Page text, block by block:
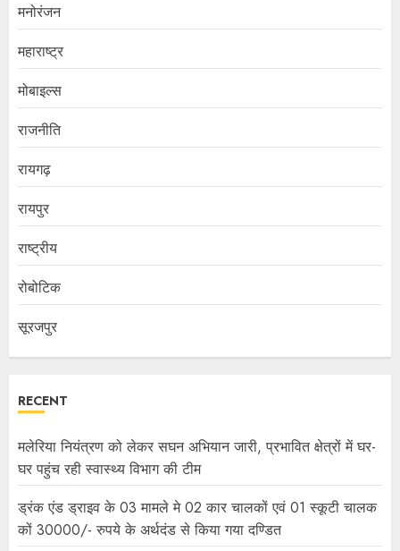
मनोरंजन
महाराष्ट्र
मोबाइल्स
राजनीति
रायगढ़
रायपुर
राष्ट्रीय
रोबोटिक
सूरजपुर
RECENT
मलेरिया नियंत्रण को लेकर सघन अभियान जारी, प्रभावित क्षेत्रों में घर-
घर पहुंच रही स्वास्थ्य विभाग की टीम
ड्रंक एंड ड्राइव के 03 मामले मे 02 कार चालकों एवं 01 स्कूटी चालक
कों 30000/- रुपये के अर्थदंड से किया गया दण्डित